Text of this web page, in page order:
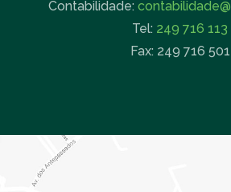
Contabilidade:
Tel: 249 716 113
Fax: 249 716 501